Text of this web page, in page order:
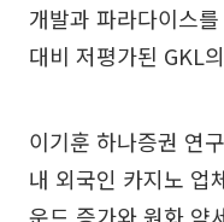
개발과 파라다이스
대비 저평가된 GKL
이기훈 하나증권 연
내 외국인 카지노 업
운드 증가와 원화 약